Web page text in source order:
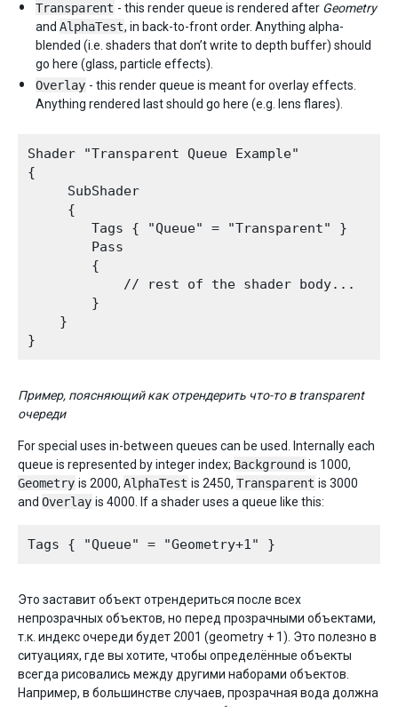
Transparent - this render queue is rendered after Geometry
and AlphaTest, in back-to-front order. Anything alpha-
blended (i.e. shaders that don’t write to depth buffer) should
go here (glass, particle effects).
Overlay - this render queue is meant for overlay effects.
Anything rendered last should go here (e.g. lens flares).
Shader "Transparent Queue Example"
{
     SubShader
     {
        Tags { "Queue" = "Transparent" }
        Pass
        {
            // rest of the shader body...
        }
    }
Пример, поясняющий как отрендерить что-то в transparent
очереди
For special uses in-between queues can be used. Internally each
queue is represented by integer index; Background is 1000,
Geometry is 2000, AlphaTest is 2450, Transparent is 3000
and Overlay is 4000. If a shader uses a queue like this:
Это заставит объект отрендериться после всех
непрозрачных объектов, но перед прозрачными объектами,
т.к. индекс очереди будет 2001 (geometry + 1). Это полезно в
ситуациях, где вы хотите, чтобы определённые объекты
всегда рисовались между другими наборами объектов.
Например, в большинстве случаев, прозрачная вода должна